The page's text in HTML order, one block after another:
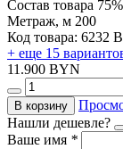
Состав товара
Метраж, м 200
Код товара: 6232
+ еще 15
11.900 BYN
В корзину
Нашли дешевле?
Ваше имя *